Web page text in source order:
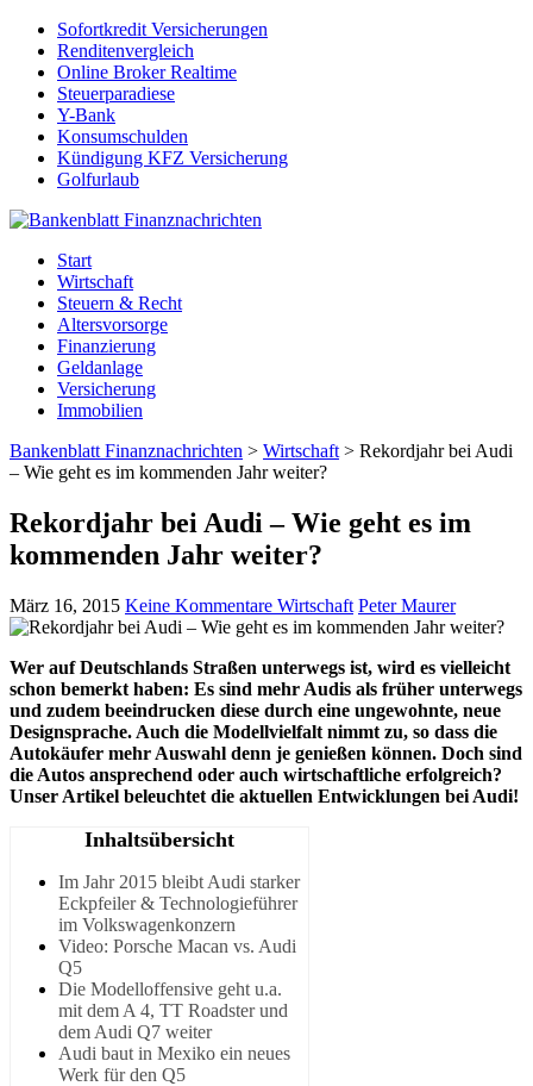
Sofortkredit Versicherungen
Renditenvergleich
Online Broker Realtime
Steuerparadiese
Y-Bank
Konsumschulden
Kündigung KFZ Versicherung
Golfurlaub
Start
Wirtschaft
Steuern & Recht
Altersvorsorge
Finanzierung
Geldanlage
Versicherung
Immobilien
Bankenblatt Finanznachrichten > Wirtschaft > Rekordjahr bei Audi
– Wie geht es im kommenden Jahr weiter?
Rekordjahr bei Audi – Wie geht es im
kommenden Jahr weiter?
März 16, 2015 Keine Kommentare Wirtschaft Peter Maurer
Wer auf Deutschlands Straßen unterwegs ist, wird es vielleicht
schon bemerkt haben: Es sind mehr Audis als früher unterwegs
und zudem beeindrucken diese durch eine ungewohnte, neue
Designsprache. Auch die Modellvielfalt nimmt zu, so dass die
Autokäufer mehr Auswahl denn je genießen können. Doch sind
die Autos ansprechend oder auch wirtschaftliche erfolgreich?
Unser Artikel beleuchtet die aktuellen Entwicklungen bei Audi!
Inhaltsübersicht
Im Jahr 2015 bleibt Audi starker
Eckpfeiler & Technologieführer
im Volkswagenkonzern
Video: Porsche Macan vs. Audi
Q5
Die Modelloffensive geht u.a.
mit dem A 4, TT Roadster und
dem Audi Q7 weiter
Audi baut in Mexiko ein neues
Werk für den Q5